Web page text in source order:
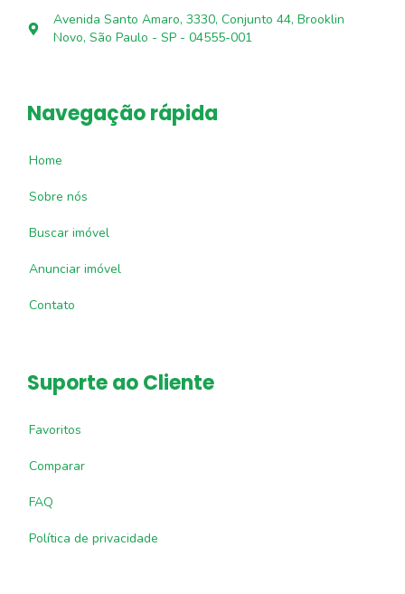
Avenida Santo Amaro, 3330, Conjunto 44, Brooklin
Novo, São Paulo - SP - 04555-001
Navegação rápida
Home
Sobre nós
Buscar imóvel
Anunciar imóvel
Contato
Suporte ao Cliente
Favoritos
Comparar
FAQ
Política de privacidade